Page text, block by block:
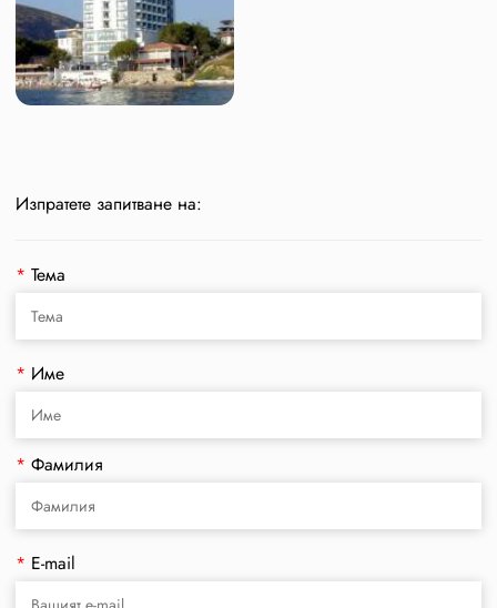
Изпратете запитване на:
* Тема
* Име
* Фамилия
* E-mail